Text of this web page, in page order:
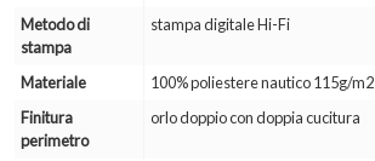
Metodo di
stampa
stampa digitale Hi-Fi
Materiale
100% poliestere nautico 115g/m2
Finitura
perimetro
orlo doppio con doppia cucitura